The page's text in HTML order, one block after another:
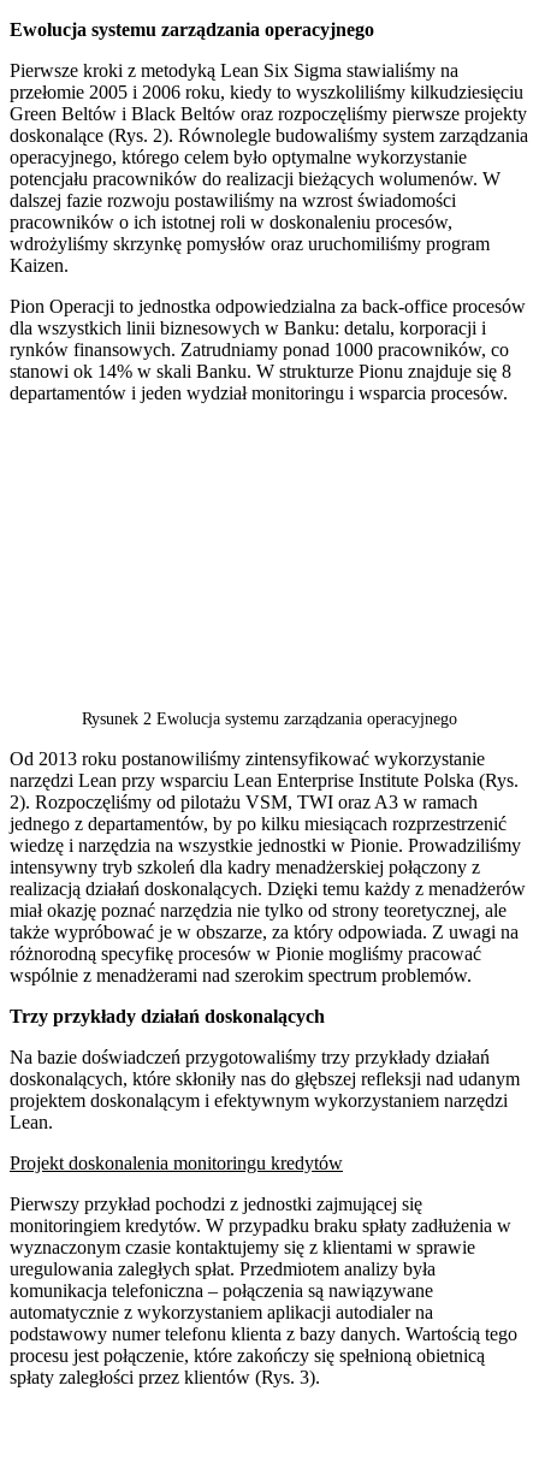
Ewolucja systemu zarządzania operacyjnego
Pierwsze kroki z metodyką Lean Six Sigma stawialiśmy na
przełomie 2005 i 2006 roku, kiedy to wyszkoliliśmy kilkudziesięciu
Green Beltów i Black Beltów oraz rozpoczęliśmy pierwsze projekty
doskonalące (Rys. 2). Równolegle budowaliśmy system zarządzania
operacyjnego, którego celem było optymalne wykorzystanie
potencjału pracowników do realizacji bieżących wolumenów. W
dalszej fazie rozwoju postawiliśmy na wzrost świadomości
pracowników o ich istotnej roli w doskonaleniu procesów,
wdrożyliśmy skrzynkę pomysłów oraz uruchomiliśmy program
Kaizen.
Pion Operacji to jednostka odpowiedzialna za back-office procesów
dla wszystkich linii biznesowych w Banku: detalu, korporacji i
rynków finansowych. Zatrudniamy ponad 1000 pracowników, co
stanowi ok 14% w skali Banku. W strukturze Pionu znajduje się 8
departamentów i jeden wydział monitoringu i wsparcia procesów.
Rysunek 2 Ewolucja systemu zarządzania operacyjnego
Od 2013 roku postanowiliśmy zintensyfikować wykorzystanie
narzędzi Lean przy wsparciu Lean Enterprise Institute Polska (Rys.
2). Rozpoczęliśmy od pilotażu VSM, TWI oraz A3 w ramach
jednego z departamentów, by po kilku miesiącach rozprzestrzenić
wiedzę i narzędzia na wszystkie jednostki w Pionie. Prowadziliśmy
intensywny tryb szkoleń dla kadry menadżerskiej połączony z
realizacją działań doskonalących. Dzięki temu każdy z menadżerów
miał okazję poznać narzędzia nie tylko od strony teoretycznej, ale
także wypróbować je w obszarze, za który odpowiada. Z uwagi na
różnorodną specyfikę procesów w Pionie mogliśmy pracować
wspólnie z menadżerami nad szerokim spectrum problemów.
Trzy przykłady działań doskonalących
Na bazie doświadczeń przygotowaliśmy trzy przykłady działań
doskonalących, które skłoniły nas do głębszej refleksji nad udanym
projektem doskonalącym i efektywnym wykorzystaniem narzędzi
Lean.
Projekt doskonalenia monitoringu kredytów
Pierwszy przykład pochodzi z jednostki zajmującej się
monitoringiem kredytów. W przypadku braku spłaty zadłużenia w
wyznaczonym czasie kontaktujemy się z klientami w sprawie
uregulowania zaległych spłat. Przedmiotem analizy była
komunikacja telefoniczna – połączenia są nawiązywane
automatycznie z wykorzystaniem aplikacji autodialer na
podstawowy numer telefonu klienta z bazy danych. Wartością tego
procesu jest połączenie, które zakończy się spełnioną obietnicą
spłaty zaległości przez klientów (Rys. 3).